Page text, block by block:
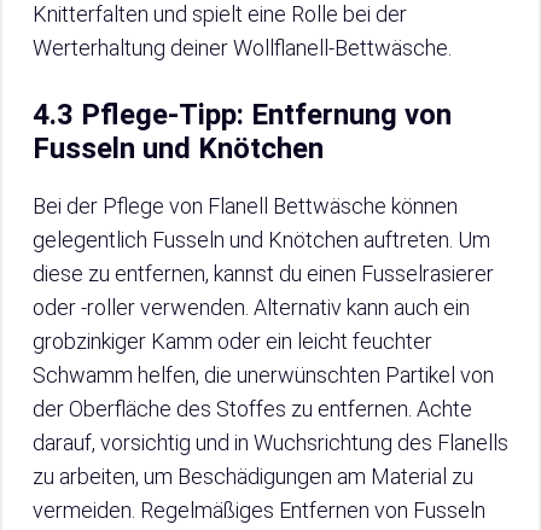
Knitterfalten und spielt eine Rolle bei der
Werterhaltung deiner Wollflanell-Bettwäsche.
4.3 Pflege-Tipp: Entfernung von
Fusseln und Knötchen
Bei der Pflege von Flanell Bettwäsche können
gelegentlich Fusseln und Knötchen auftreten. Um
diese zu entfernen, kannst du einen Fusselrasierer
oder -roller verwenden. Alternativ kann auch ein
grobzinkiger Kamm oder ein leicht feuchter
Schwamm helfen, die unerwünschten Partikel von
der Oberfläche des Stoffes zu entfernen. Achte
darauf, vorsichtig und in Wuchsrichtung des Flanells
zu arbeiten, um Beschädigungen am Material zu
vermeiden. Regelmäßiges Entfernen von Fusseln